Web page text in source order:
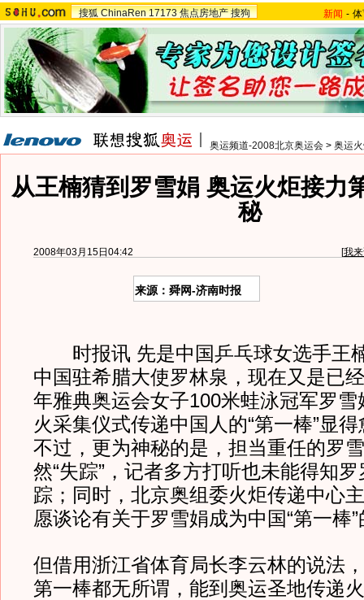
搜狐 ChinaRen 17173 焦点房地产 搜狗 新闻 -
奥运频道-2008北京奥运会 > 奥运
从王楠猜到罗雪娟 奥运火炬接力
秘
2008年03月15日04:42 [我
来源：舜网-济南时报
时报讯 先是中国乒乓球女选手王
中国驻希腊大使罗林泉，现在又是已
年雅典奥运会女子100米蛙泳冠军罗雪
火采集仪式传递中国人的“第一棒”显
不过，更为神秘的是，担当重任的罗
然“失踪”，记者多方打听也未能得知
踪；同时，北京奥组委火炬传递中心
愿谈论有关于罗雪娟成为中国“第一棒
但借用浙江省体育局长李云林的说法
第一棒都无所谓，能到奥运圣地传递